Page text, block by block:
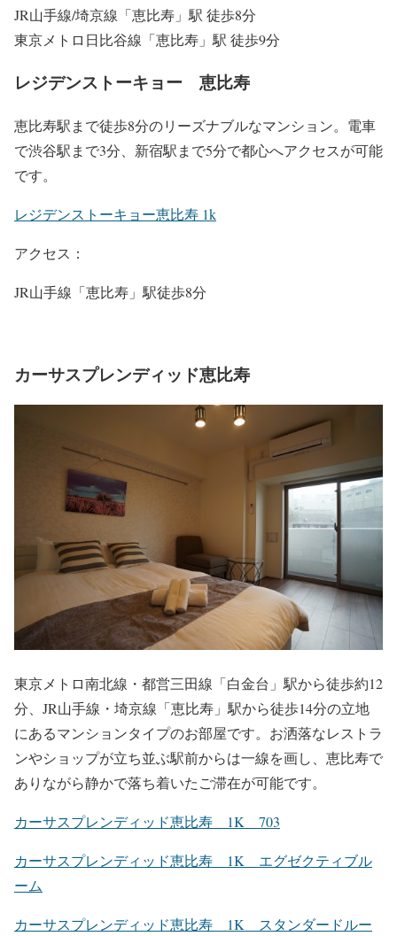
JR山手線/埼京線「恵比寿」駅 徒歩8分
東京メトロ日比谷線「恵比寿」駅 徒歩9分
レジデンストーキョー 恵比寿
恵比寿駅まで徒歩8分のリーズナブルなマンション。電車
で渋谷駅まで3分、新宿駅まで5分で都心へアクセスが可能
です。
レジデンストーキョー恵比寿 1k
アクセス：
JR山手線「恵比寿」駅徒歩8分
カーサスプレンディッド恵比寿
東京メトロ南北線・都営三田線「白金台」駅から徒歩約12
分、JR山手線・埼京線「恵比寿」駅から徒歩14分の立地
にあるマンションタイプのお部屋です。お洒落なレストラ
ンやショップが立ち並ぶ駅前からは一線を画し、恵比寿で
ありながら静かで落ち着いたご滞在が可能です。
カーサスプレンディッド恵比寿 1K 703
カーサスプレンディッド恵比寿 1K エグゼクティブル
ーム
カーサスプレンディッド恵比寿 1K スタンダードルー